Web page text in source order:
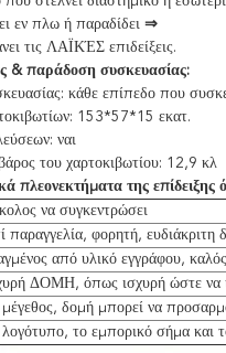
εν πλω ή παραδίδει ⇒
τις ΛΑΪΚΈΣ επιδείξεις.
& παράδοση συσκευασίας:
κάθε επίπεδο που
153*57*15 εκατ.
ναι
του χαρτοκιβωτίου: 12,9 κλ
πλεονεκτήματα της
να συγκεντρώσει
παραγγελία, φορητή,
από υλικό εγγράφου,
ΔΟΜΗ, όπως ισχυρή ώστε να
δομή μπορεί να
το εμπορικό σήμα και